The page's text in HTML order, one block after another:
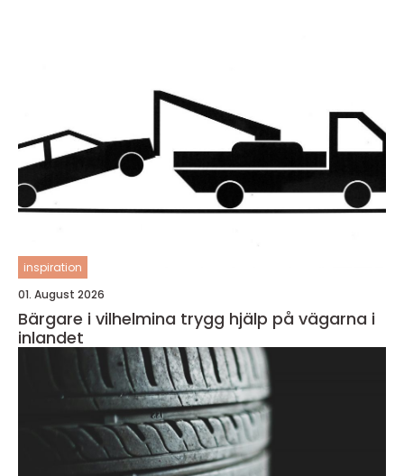
inspiration
01. August 2026
Bärgare i vilhelmina trygg hjälp på vägarna i
inlandet